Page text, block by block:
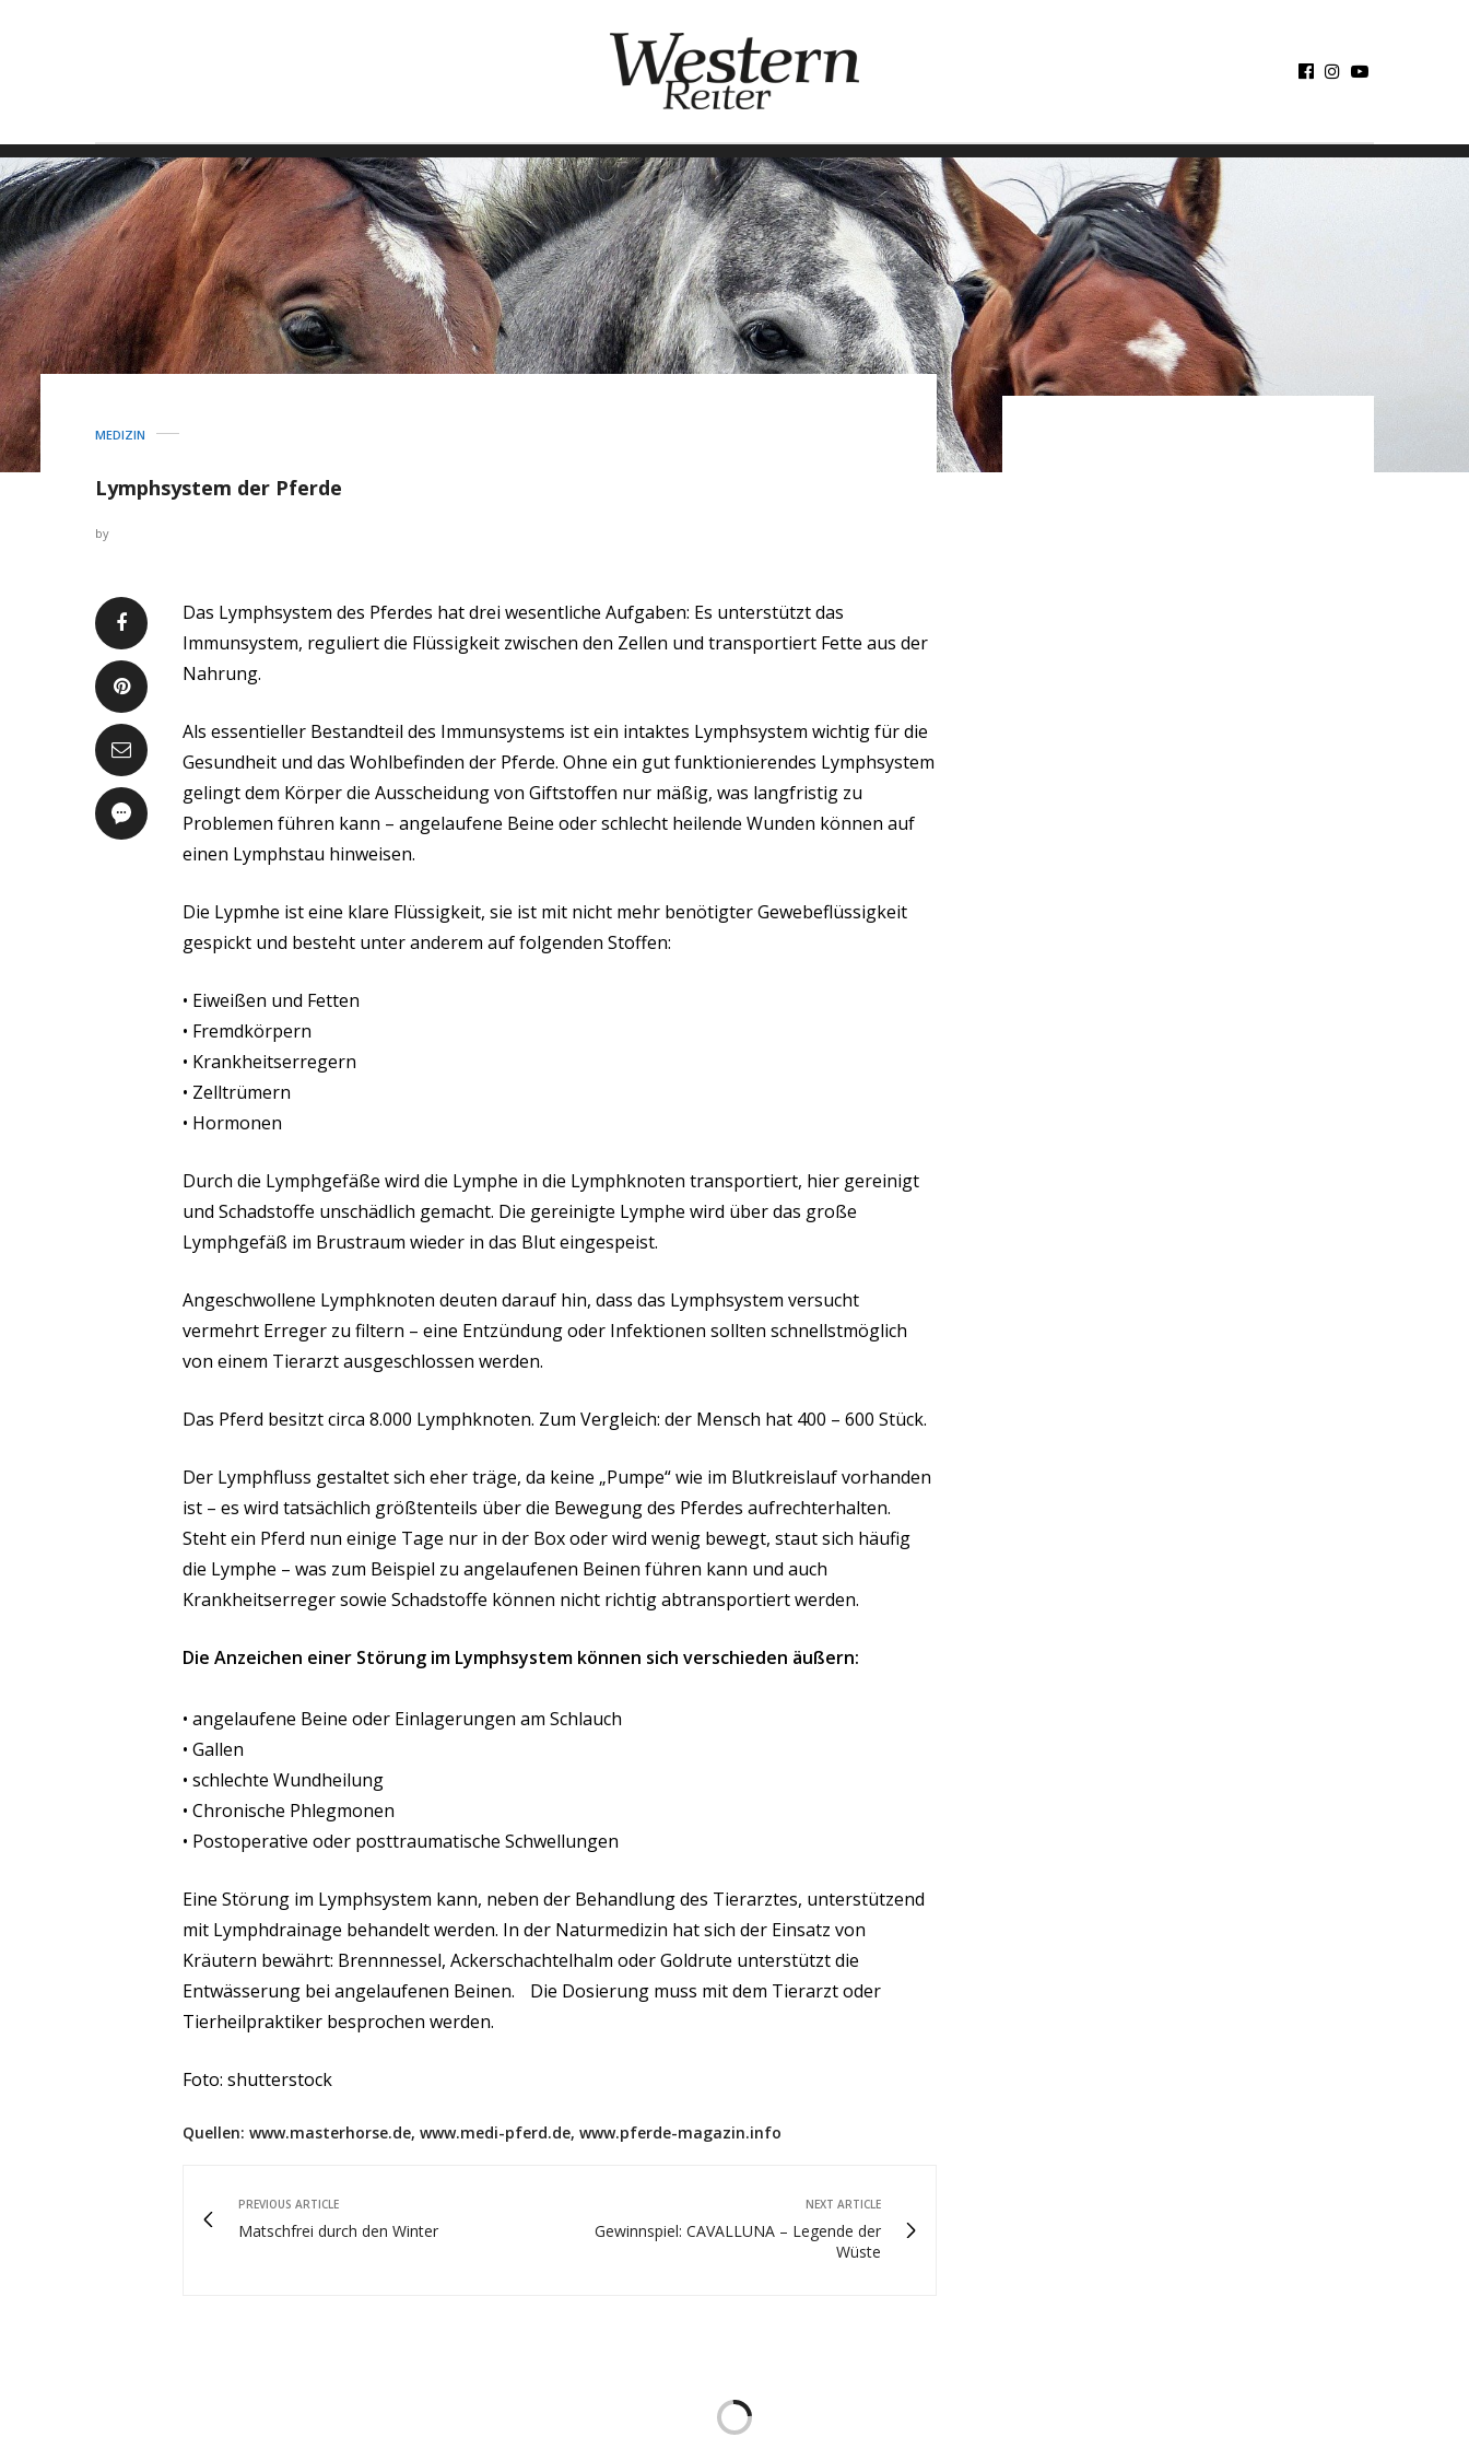
MEDIZIN
Lymphsystem der Pferde
by
Das Lymphsystem des Pferdes hat drei wesentliche Aufgaben: Es unterstützt das
Immunsystem, reguliert die Flüssigkeit zwischen den Zellen und transportiert Fette aus der
Nahrung.
Als essentieller Bestandteil des Immunsystems ist ein intaktes Lymphsystem wichtig für die
Gesundheit und das Wohlbefinden der Pferde. Ohne ein gut funktionierendes Lymphsystem
gelingt dem Körper die Ausscheidung von Giftstoffen nur mäßig, was langfristig zu
Problemen führen kann – angelaufene Beine oder schlecht heilende Wunden können auf
einen Lymphstau hinweisen.
Die Lypmhe ist eine klare Flüssigkeit, sie ist mit nicht mehr benötigter Gewebeflüssigkeit
gespickt und besteht unter anderem auf folgenden Stoffen:
• Eiweißen und Fetten
• Fremdkörpern
• Krankheitserregern
• Zelltrümern
• Hormonen
Durch die Lymphgefäße wird die Lymphe in die Lymphknoten transportiert, hier gereinigt
und Schadstoffe unschädlich gemacht. Die gereinigte Lymphe wird über das große
Lymphgefäß im Brustraum wieder in das Blut eingespeist.
Angeschwollene Lymphknoten deuten darauf hin, dass das Lymphsystem versucht
vermehrt Erreger zu filtern – eine Entzündung oder Infektionen sollten schnellstmöglich
von einem Tierarzt ausgeschlossen werden.
Das Pferd besitzt circa 8.000 Lymphknoten. Zum Vergleich: der Mensch hat 400 – 600 Stück.
Der Lymphfluss gestaltet sich eher träge, da keine „Pumpe“ wie im Blutkreislauf vorhanden
ist – es wird tatsächlich größtenteils über die Bewegung des Pferdes aufrechterhalten.
Steht ein Pferd nun einige Tage nur in der Box oder wird wenig bewegt, staut sich häufig
die Lymphe – was zum Beispiel zu angelaufenen Beinen führen kann und auch
Krankheitserreger sowie Schadstoffe können nicht richtig abtransportiert werden.
Die Anzeichen einer Störung im Lymphsystem können sich verschieden äußern:
• angelaufene Beine oder Einlagerungen am Schlauch
• Gallen
• schlechte Wundheilung
• Chronische Phlegmonen
• Postoperative oder posttraumatische Schwellungen
Eine Störung im Lymphsystem kann, neben der Behandlung des Tierarztes, unterstützend
mit Lymphdrainage behandelt werden. In der Naturmedizin hat sich der Einsatz von
Kräutern bewährt: Brennnessel, Ackerschachtelhalm oder Goldrute unterstützt die
Entwässerung bei angelaufenen Beinen. Die Dosierung muss mit dem Tierarzt oder
Tierheilpraktiker besprochen werden.
Foto: shutterstock
Quellen: www.masterhorse.de, www.medi-pferd.de, www.pferde-magazin.info
PREVIOUS ARTICLE
Matschfrei durch den Winter
NEXT ARTICLE
Gewinnspiel: CAVALLUNA – Legende der
Wüste